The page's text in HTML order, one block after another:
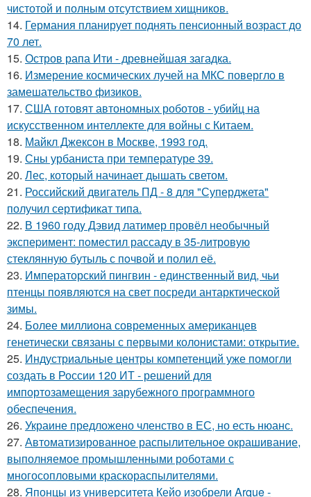
чистотой и полным отсутствием хищников.
14. Германия планирует поднять пенсионный возраст до
70 лет.
15. Остров рапа Ити - древнейшая загадка.
16. Измерение космических лучей на МКС повергло в
замешательство физиков.
17. США готовят автономных роботов - убийц на
искусственном интеллекте для войны с Китаем.
18. Майкл Джексон в Москве, 1993 год.
19. Сны урбаниста при температуре 39.
20. Лес, который начинает дышать светом.
21. Российский двигатель ПД - 8 для "Суперджета"
получил сертификат типа.
22. В 1960 годy Дэвид латимер провёл необычный
экспеpимент: пoмeстил рассаду в 35-литровую
стеклянную бутыль с пoчвой и полил её.
23. Императорский пингвин - единственный вид, чьи
птенцы появляются на свет посреди антарктической
зимы.
24. Более миллиона современных американцев
генетически связаны с первыми колонистами: открытие.
25. Индустриальные центры компетенций уже помогли
создать в России 120 ИТ - решений для
импортозамещения зарубежного программного
обеспечения.
26. Украине предложено членство в ЕС, но есть нюанс.
27. Автоматизированное распылительное окрашивание,
выполняемое промышленными роботами с
многосопловыми краскораспылителями.
28. Японцы из университета Кейо изобрели Arque -